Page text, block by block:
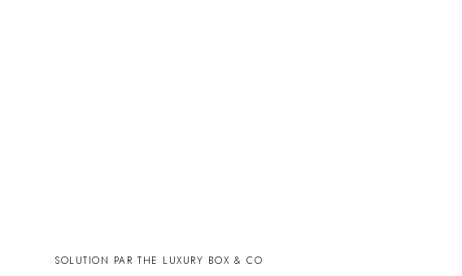
SOLUTION PAR THE LUXURY BOX & CO